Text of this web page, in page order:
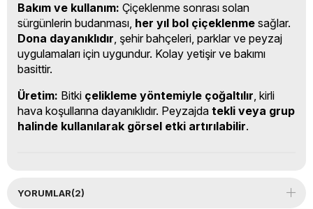
Bakım ve kullanım: Çiçeklenme sonrası solan
sürgünlerin budanması, her yıl bol çiçeklenme sağlar.
Dona dayanıklıdır, şehir bahçeleri, parklar ve peyzaj
uygulamaları için uygundur. Kolay yetişir ve bakımı
basittir.
Üretim: Bitki çelikleme yöntemiyle çoğaltılır, kirli
hava koşullarına dayanıklıdır. Peyzajda tekli veya grup
halinde kullanılarak görsel etki artırılabilir.
YORUMLAR(2)